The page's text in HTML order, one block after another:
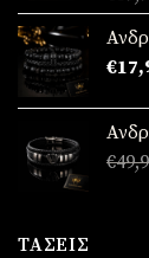
€
€
ΤΆΣΕΙΣ